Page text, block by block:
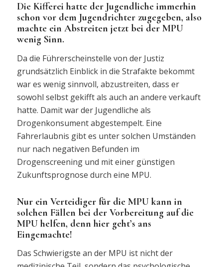
Die Kifferei hatte der Jugendliche immerhin
schon vor dem Jugendrichter zugegeben, also
machte ein Abstreiten jetzt bei der MPU
wenig Sinn.
Da die Führerscheinstelle von der Justiz
grundsätzlich Einblick in die Strafakte bekommt
war es wenig sinnvoll, abzustreiten, dass er
sowohl selbst gekifft als auch an andere verkauft
hatte. Damit war der Jugendliche als
Drogenkonsument abgestempelt. Eine
Fahrerlaubnis gibt es unter solchen Umständen
nur nach negativen Befunden im
Drogenscreening und mit einer günstigen
Zukunftsprognose durch eine MPU.
Nur ein Verteidiger für die MPU kann in
solchen Fällen bei der Vorbereitung auf die
MPU helfen, denn hier geht’s ans
Eingemachte!
Das Schwierigste an der MPU ist nicht der